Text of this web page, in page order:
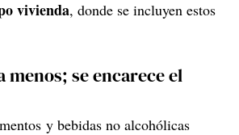
vivienda, donde se incluyen estos
menos; se encarece el
y bebidas no alcohólicas